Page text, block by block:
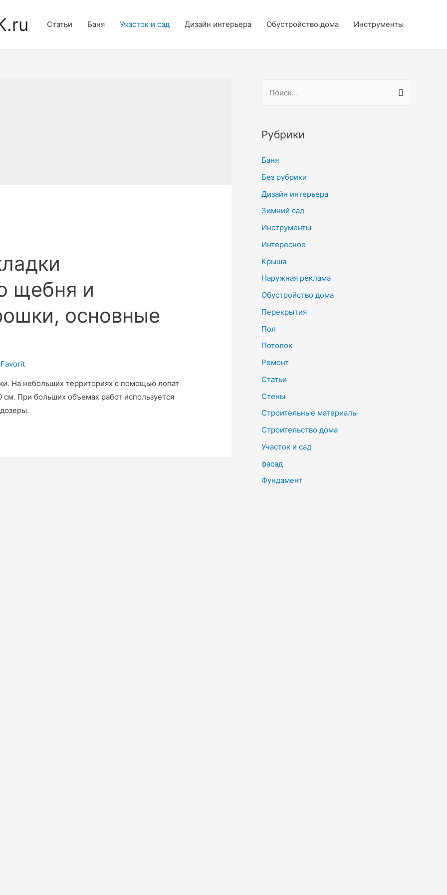
Статьи Баня Участок и сад Дизайн интерьера Обустройство дома Инструменты
щебня и
основные
Favorit
На небольших территориях с помощью лопат
см. При больших объемах работ используется
т
:
Рубрики
Баня
Без рубрики
Дизайн интерьера
Зимний сад
Инструменты
Интересное
Крыша
Наружная реклама
Обустройство дома
Перекрытия
Пол
Потолок
Ремонт
Статьи
Стены
Строительные материалы
Строительство дома
Участок и сад
фасад
Фундамент